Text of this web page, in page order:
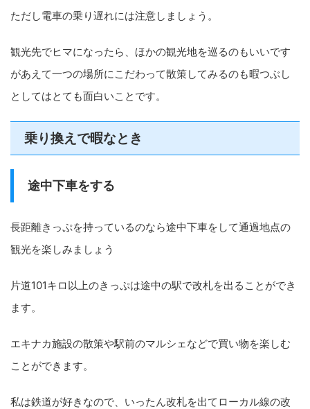
ただし電車の乗り遅れには注意しましょう。
観光先でヒマになったら、ほかの観光地を巡るのもいいです
があえて一つの場所にこだわって散策してみるのも暇つぶし
としてはとても面白いことです。
乗り換えで暇なとき
途中下車をする
長距離きっぷを持っているのなら途中下車をして通過地点の
観光を楽しみましょう
片道101キロ以上のきっぷは途中の駅で改札を出ることができ
ます。
エキナカ施設の散策や駅前のマルシェなどで買い物を楽しむ
ことができます。
私は鉄道が好きなので、いったん改札を出てローカル線の改